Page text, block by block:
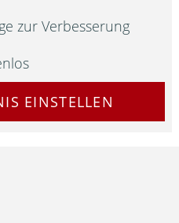
zur Verbesserung
EINSTELLEN